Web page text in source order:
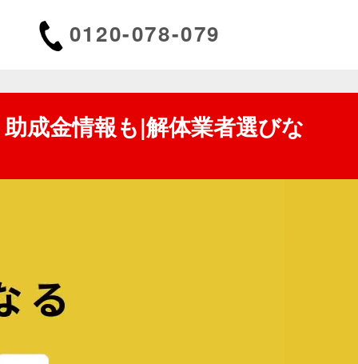
0120-078-079
成金情報も|解体業者選びな